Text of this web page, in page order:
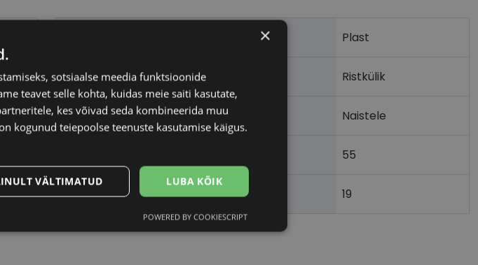
Plast
Raami kuju Ristkülik
Kliendirühm Naistele
55
Ninavahe laius (mm) 19
×
sotsiaalse meedia funktsioonide
teavet selle kohta, kuidas meie saiti kasutate,
kes võivad seda kombineerida muu
kogunud teiepoolse teenuste kasutamise käigus.
LUBA KÕIK
VÄLTIMATUD
Eelistused
POWERED BY COOKIESCRIPT